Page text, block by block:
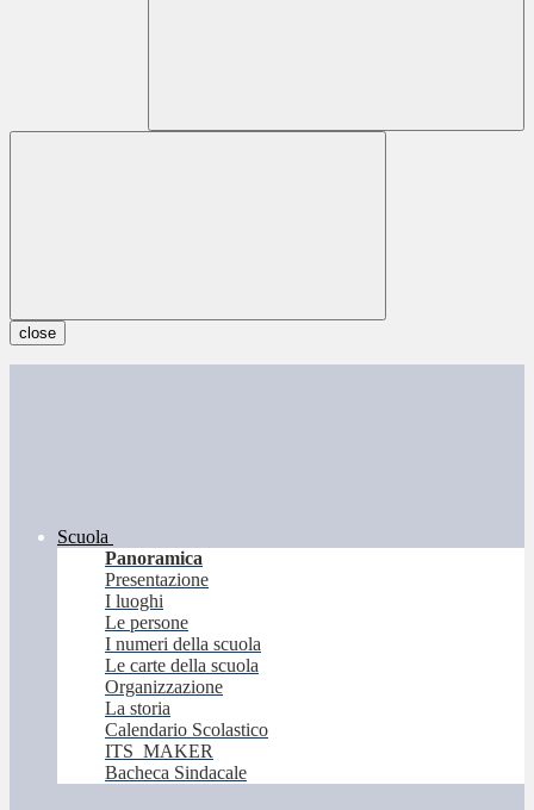
close
Scuola
Panoramica
Presentazione
I luoghi
Le persone
I numeri della scuola
Le carte della scuola
Organizzazione
La storia
Calendario Scolastico
ITS_MAKER
Bacheca Sindacale